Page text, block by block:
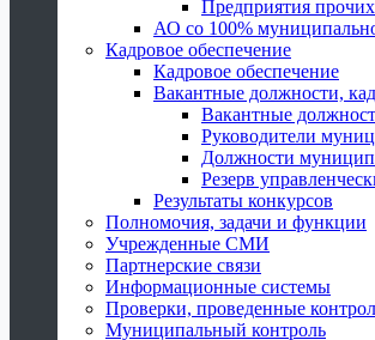
Предприятия прочих
АО со 100%
Кадровое обеспечение
Кадровое обеспечение
Вакантные должности,
Вакантные
Руководители
Должности
Резерв
Результаты конкурсов
Полномочия, задачи и функции
Учрежденные СМИ
Партнерские связи
Информационные системы
Проверки, проведенные
Муниципальный контроль